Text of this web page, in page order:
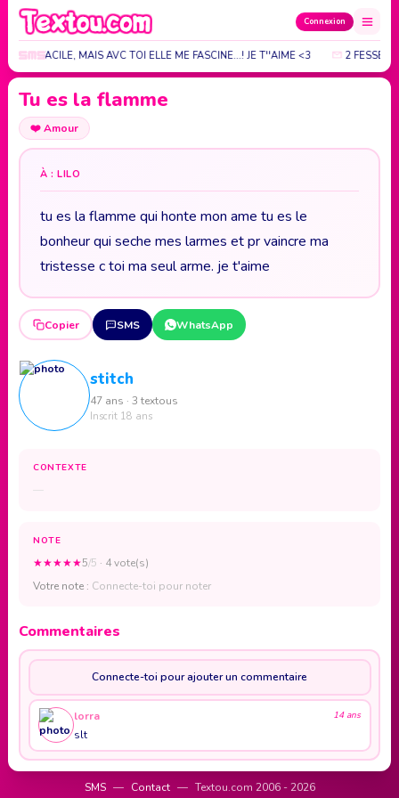
Connexion
PAS FACILE, MAIS AVC TOI ELLE ME FASCINE...! JE T''AIME <3 2 FESSES
Tu es la flamme
❤️Amour
À : LILO
tu es la flamme qui honte mon ame tu es le
bonheur qui seche mes larmes et pr vaincre ma
tristesse c toi ma seul arme. je t'aime
Copier SMS WhatsApp
stitch
47 ans · 3 textous
Inscrit 18 ans
CONTEXTE
—
NOTE
★★★★★5/5 · 4 vote(s)
Votre note : Connecte-toi pour noter
Commentaires
Connecte-toi pour ajouter un commentaire
lorra 14 ans
slt
SMS — Contact — Textou.com 2006 - 2026